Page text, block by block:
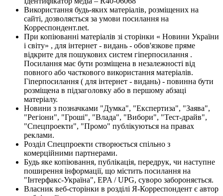
Використання будь-яких матеріалів, розміщених на
сайті, дозволяється за умови посилання на
Корреспондент.net.
При копіюванні матеріалів зі сторінки « Новини України
і світу» , для інтернет - видань - обов'язкове пряме
відкрите для пошукових систем гіперпосилання .
Посилання має бути розміщена в незалежності від
повного або часткового використання матеріалів.
Гіперпосилання ( для інтернет - видань) - повинна бути
розміщена в підзаголовку або в першому абзаці
матеріалу.
Новини з позначками "Думка", "Експертиза", "Заява",
"Регіони", "Гроші", "Влада", "Вибори", "Тест-драйв",
"Спецпроекти", "Промо" публікуються на правах
реклами.
Розділ Спецпроекти створюється спільно з
комерційними партнерами.
Будь яке копіювання, публікація, передрук, чи наступне
поширення інформації, що містить посилання на
"Інтерфакс-Україна", EPA / UPG, суворо забороняється.
Власник веб-сторінки в розділі Я-Корреспондент є автор